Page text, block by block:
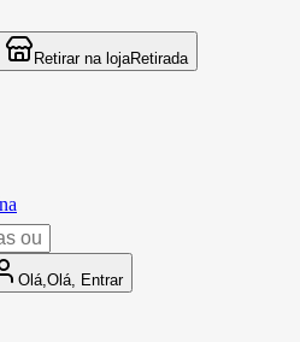
Retirar na lojaRetirada
Olá, Olá, Entrar